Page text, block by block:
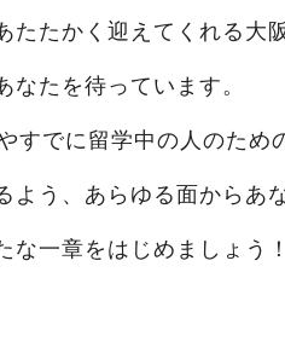
たかく迎えてくれる大
たを待っています。
でに留学中の人のため
う、あらゆる面からあ
一章をはじめましょう！